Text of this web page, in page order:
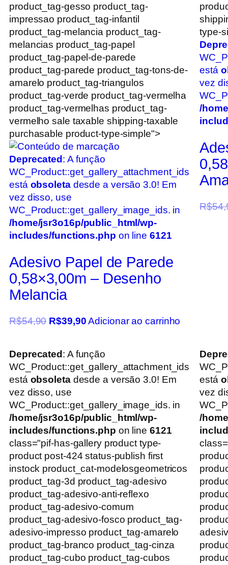
product_tag-gesso product_tag-
impressao product_tag-infantil
product_tag-melancia product_tag-
melancias product_tag-papel
product_tag-papel-de-parede
product_tag-parede product_tag-tons-de-
amarelo product_tag-triangulos
product_tag-verde product_tag-vermelha
product_tag-vermelhas product_tag-
vermelho sale taxable shipping-taxable
purchasable product-type-simple">
Deprecated : A função
WC_Product::get_gallery_attachment_ids
está obsoletadesde a versão 3.0! Em
vez disso, use
WC_Product::get_gallery_image_ids. in
/home/jsr3o16p/public_html/wp-
includes/functions.php on line 6121
Adesivo Papel de Parede
0,58×3,00m – Desenho
Melancia
R$54,90 R$39,90 Adicionar ao carrinho
type-
está
vez
/
R$
Deprecated : A função
WC_Product::get_gallery_attachment_ids
está obsoletadesde a versão 3.0! Em
vez disso, use
WC_Product::get_gallery_image_ids. in
/home/jsr3o16p/public_html/wp-
includes/functions.php on line 6121
class="pif-has-gallery product type-
product post-424 status-publish first
instock product_cat-modelosgeometricos
product_tag-3d product_tag-adesivo
product_tag-adesivo-anti-reflexo
product_tag-adesivo-comum
product_tag-adesivo-fosco product_tag-
adesivo-impresso product_tag-amarelo
product_tag-branco product_tag-cinza
product_tag-cubo product_tag-cubos
está
vez
/